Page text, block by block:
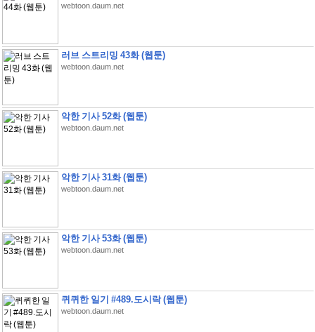
webtoon.daum.net
러브 스트리밍 43화 (웹툰)
webtoon.daum.net
악한 기사 52화 (웹툰)
webtoon.daum.net
악한 기사 31화 (웹툰)
webtoon.daum.net
악한 기사 53화 (웹툰)
webtoon.daum.net
퀴퀴한 일기 #489.도시락 (웹툰)
webtoon.daum.net